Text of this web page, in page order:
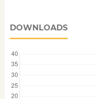
DOWNLOADS